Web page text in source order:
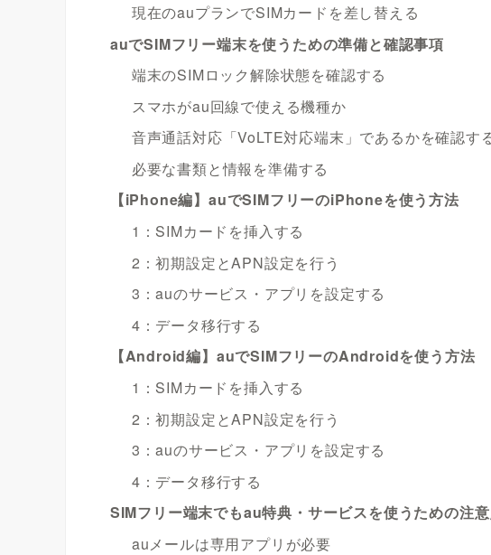
現在のauプランでSIMカードを差し替える
auでSIMフリー端末を使うための準備と確認事項
端末のSIMロック解除状態を確認する
スマホがau回線で使える機種か
音声通話対応「VoLTE対応端末」であるかを確認す
必要な書類と情報を準備する
【iPhone編】auでSIMフリーのiPhoneを使う方法
1：SIMカードを挿入する
2：初期設定とAPN設定を行う
3：auのサービス・アプリを設定する
4：データ移行する
【Android編】auでSIMフリーのAndroidを使う方法
1：SIMカードを挿入する
2：初期設定とAPN設定を行う
3：auのサービス・アプリを設定する
4：データ移行する
SIMフリー端末でもau特典・サービスを使うための注
auメールは専用アプリが必要